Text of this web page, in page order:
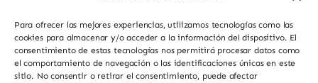
Para ofrecer las mejores experiencias, utilizamos tecnologías como las
cookies para almacenar y/o acceder a la información del dispositivo. El
consentimiento de estas tecnologías nos permitirá procesar datos como
el comportamiento de navegación o las identificaciones únicas en este
sitio. No consentir o retirar el consentimiento, puede afectar
© Copyright 2025 - 2026•Sabor de Sayago